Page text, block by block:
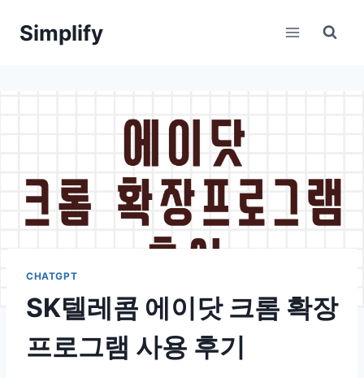
Simplify
CHATGPT
SK텔레콤 에이닷 크롬 확장
프로그램 사용 후기